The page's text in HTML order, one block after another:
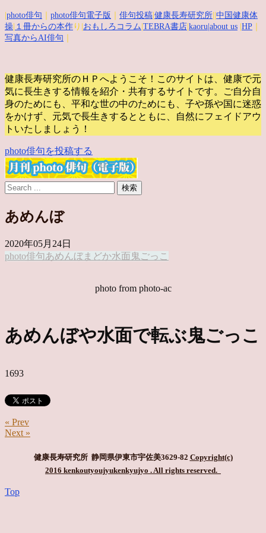
photo俳句 photo俳句電子版 俳句投稿 健康長寿研究所 中国健康体
操 １冊からの本作 り| おもしろコラム TEBRA書店 kaoru |about us HP
写真からAI俳句
健康長寿研究所のＨＰへようこそ！このサイトは、健康で元
気に長生きする情報を紹介・共有するサイトです。
ご自分自
身のためにも、平和な世の中のためにも、子や孫や国に迷惑
をかけず、元気で長生きするとともに、自然にフェイドアウ
トいたしましょう！
photo俳句を投稿する
あめんぼ
2020年05月24日
photo俳句あめんぼまどか水面 鬼ごっこ
photo from photo-ac
あめんぼや水面で転ぶ鬼ごっこ
1693
« Prev
Next »
健康長寿研究所 静岡県伊東市宇佐美3629-82 Copyright(c)
2016 kenkoutyoujyukenkyujyo . All rights reserved.
Top